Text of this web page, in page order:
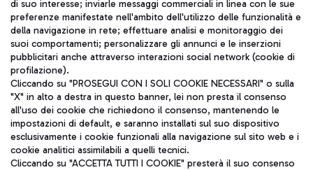
TRAVEL JOURNAL
ITA
Aeroporti di Roma S.p.A. - Società soggetta a direzione e
coordinamento di Mundys S.p.A.
di suo interesse; inviarle messaggi commerciali in linea con le sue
preferenze manifestate nell'ambito dell'utilizzo delle funzionalità e
della navigazione in rete; effettuare analisi e monitoraggio dei
suoi comportamenti; personalizzare gli annunci e le inserzioni
pubblicitari anche attraverso interazioni social network (cookie di
profilazione).
Cliccando su "PROSEGUI CON I SOLI COOKIE NECESSARI" o sulla
"X" in alto a destra in questo banner, lei non presta il consenso
all'uso dei cookie che richiedono il consenso, mantenendo le
impostazioni di default, e saranno installati sul suo dispositivo
esclusivamente i cookie funzionali alla navigazione sul sito web e i
cookie analitici assimilabili a quelli tecnici.
Cliccando su "ACCETTA TUTTI I COOKIE" presterà il suo consenso